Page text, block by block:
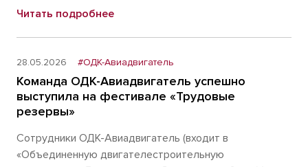
Читать подробнее
28.05.2026 #ОДК-Авиадвигатель
Команда ОДК-Авиадвигатель успешно
выступила на фестивале «Трудовые
резервы»
Сотрудники ОДК-Авиадвигатель (входит в
«Объединенную двигателестроительную